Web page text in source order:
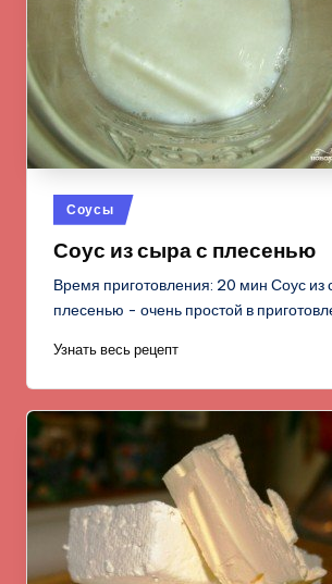
Опубликовано
в
Соусы
Соус из сыра с плесенью
Время приготовления: 20 мин Соус из
плесенью - очень простой в
Узнать весь рецепт